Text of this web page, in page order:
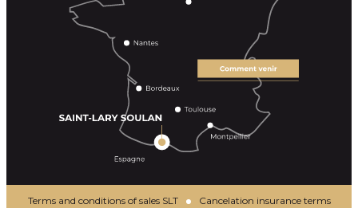
Terms and conditions of sales SLT
Cancelation insurance terms